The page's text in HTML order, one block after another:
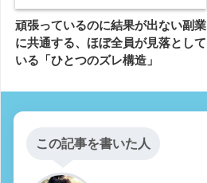
頑張っているのに結果が出ない副業
に共通する、ほぼ全員が見落として
いる「ひとつのズレ構造」
この記事を書いた人